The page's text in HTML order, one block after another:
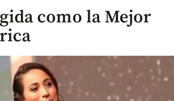
como la Mejor